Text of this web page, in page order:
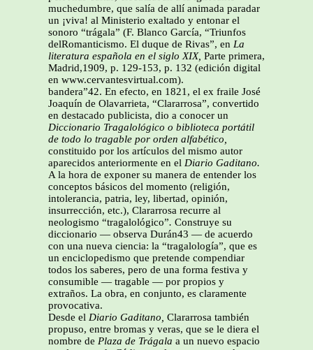
muchedumbre, que salía de allí animada paradar
un ¡viva! al Ministerio exaltado y entonar el
sonoro “trágala” (F. Blanco García, “Triunfos
delRomanticismo. El duque de Rivas”, en La
literatura española en el siglo XIX, Parte primera,
Madrid,1909, p. 129-153, p. 132 (edición digital
en www.cervantesvirtual.com).
bandera”42. En efecto, en 1821, el ex fraile José
Joaquín de Olavarrieta, “Clararrosa”, convertido
en destacado publicista, dio a conocer un
Diccionario Tragalológico o biblioteca portátil
de todo lo tragable por orden alfabético,
constituido por los artículos del mismo autor
aparecidos anteriormente en el Diario Gaditano.
A la hora de exponer su manera de entender los
conceptos básicos del momento (religión,
intolerancia, patria, ley, libertad, opinión,
insurrección, etc.), Clararrosa recurre al
neologismo “tragalológico”. Construye su
diccionario — observa Durán43 — de acuerdo
con una nueva ciencia: la “tragalología”, que es
un enciclopedismo que pretende compendiar
todos los saberes, pero de una forma festiva y
consumible — tragable — por propios y
extraños. La obra, en conjunto, es claramente
provocativa.
Desde el Diario Gaditano, Clararrosa también
propuso, entre bromas y veras, que se le diera el
nombre de Plaza de Trágala a un nuevo espacio